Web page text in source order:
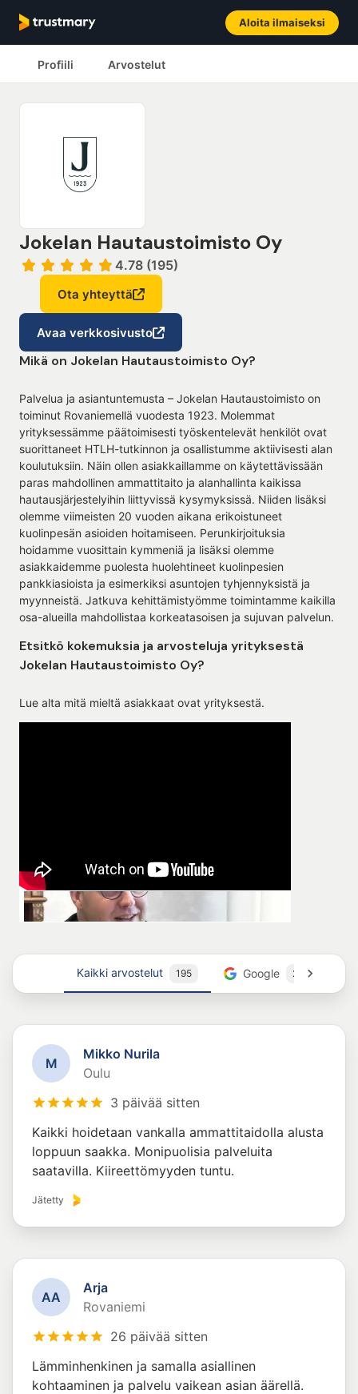
Aloita ilmaiseksi
Profiili Arvostelut
Jokelan Hautaustoimisto Oy
4.78 (195)
Ota yhteyttä
Avaa verkkosivusto
Mikä on Jokelan Hautaustoimisto Oy?
Palvelua ja asiantuntemusta – Jokelan Hautaustoimisto on
toiminut Rovaniemellä vuodesta 1923. Molemmat
yrityksessämme päätoimisesti työskentelevät henkilöt ovat
suorittaneet HTLH-tutkinnon ja osallistumme aktiivisesti alan
koulutuksiin. Näin ollen asiakkaillamme on käytettävissään
paras mahdollinen ammattitaito ja alanhallinta kaikissa
hautausjärjestelyihin liittyvissä kysymyksissä. Niiden lisäksi
olemme viimeisten 20 vuoden aikana erikoistuneet
kuolinpesän asioiden hoitamiseen. Perunkirjoituksia
hoidamme vuosittain kymmeniä ja lisäksi olemme
asiakkaidemme puolesta huolehtineet kuolinpesien
pankkiasioista ja esimerkiksi asuntojen tyhjennyksistä ja
myynneistä. Jatkuva kehittämistyömme toimintamme kaikilla
osa-alueilla mahdollistaa korkeatasoisen ja sujuvan palvelun.
Etsitkö kokemuksia ja arvosteluja yrityksestä
Jokelan Hautaustoimisto Oy?
Lue alta mitä mieltä asiakkaat ovat yrityksestä.
Kaikki arvostelut 195 Google 26
M
Mikko Nurila
Oulu
3 päivää sitten
Kaikki hoidetaan vankalla ammattitaidolla alusta
loppuun saakka. Monipuolisia palveluita
saatavilla. Kiireettömyyden tuntu.
Jätetty
AA
Arja
Rovaniemi
26 päivää sitten
Lämminhenkinen ja samalla asiallinen
kohtaaminen ja palvelu vaikean asian äärellä.